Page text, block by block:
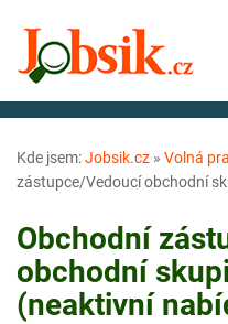
Kde jsem:Jobsik.cz » Volná
zástupce/Vedoucí obchodní
Obchodní
obchodní
(neaktivní